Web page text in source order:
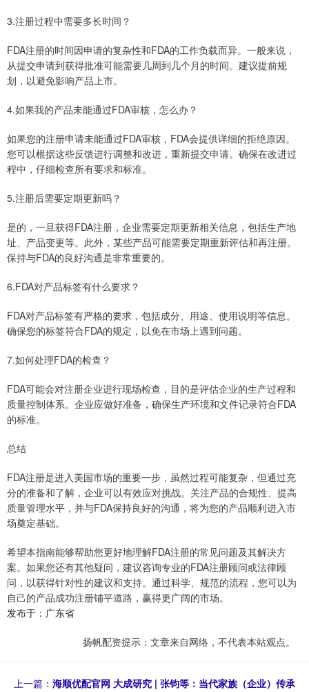
3.注册过程中需要多长时间？
FDA注册的时间因申请的复杂性和FDA的工作负载而异。一般来说，
从提交申请到获得批准可能需要几周到几个月的时间。建议提前规
划，以避免影响产品上市。
4.如果我的产品未能通过FDA审核，怎么办？
如果您的注册申请未能通过FDA审核，FDA会提供详细的拒绝原因。
您可以根据这些反馈进行调整和改进，重新提交申请。确保在改进过
程中，仔细检查所有要求和标准。
5.注册后需要定期更新吗？
是的，一旦获得FDA注册，企业需要定期更新相关信息，包括生产地
址、产品变更等。此外，某些产品可能需要定期重新评估和再注册。
保持与FDA的良好沟通是非常重要的。
6.FDA对产品标签有什么要求？
FDA对产品标签有严格的要求，包括成分、用途、使用说明等信息。
确保您的标签符合FDA的规定，以免在市场上遇到问题。
7.如何处理FDA的检查？
FDA可能会对注册企业进行现场检查，目的是评估企业的生产过程和
质量控制体系。企业应做好准备，确保生产环境和文件记录符合FDA
的标准。
总结
FDA注册是进入美国市场的重要一步，虽然过程可能复杂，但通过充
分的准备和了解，企业可以有效应对挑战。关注产品的合规性、提高
质量管理水平，并与FDA保持良好的沟通，将为您的产品顺利进入市
场奠定基础。
希望本指南能够帮助您更好地理解FDA注册的常见问题及其解决方
案。如果您还有其他疑问，建议咨询专业的FDA注册顾问或法律顾
问，以获得针对性的建议和支持。通过科学、规范的流程，您可以为
自己的产品成功注册铺平道路，赢得更广阔的市场。
发布于：广东省
扬帆配资提示：文章来自网络，不代表本站观点。
上一篇： 海顺优配官网 大成研究 | 张钧等：当代家族（企业）传承